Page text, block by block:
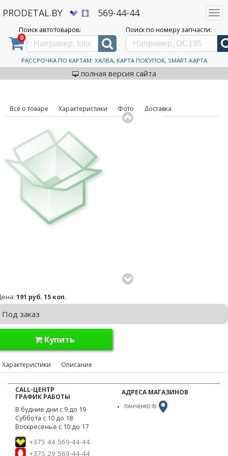
PRODETAL.BY 569-44-44
Поиск автотоваров:
0
Поиск по номеру запчасти:
РАССРОЧКА ПО КАРТАМ: ХАЛВА, КАРТА ПОКУПОК, SMART-КАРТА
полная версия сайта
Дискаунтер автозапчастей PRODETAL.BY > Каталог автотоваров > Шины > Aplus > A506
215/55R17 94S
Автошины Aplus A506
код товара: 632116
Всё о товаре Характеристики Фото Доставка
191 руб. 15 коп.
Под заказ
Купить
Характеристики Описание
CALL-ЦЕНТР
ГРАФИК РАБОТЫ
В будние дни с 9 до 19
Суббота с 10 до 18
Воскресенье с 10 до 17
+375 44 569-44-44
+375 29 569-44-44
АДРЕСА МАГАЗИНОВ
ПАНЧЕНКО 70